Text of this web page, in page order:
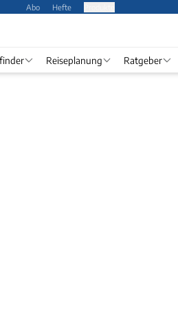
Abo Hefte
Reiseplanung Ratgeber